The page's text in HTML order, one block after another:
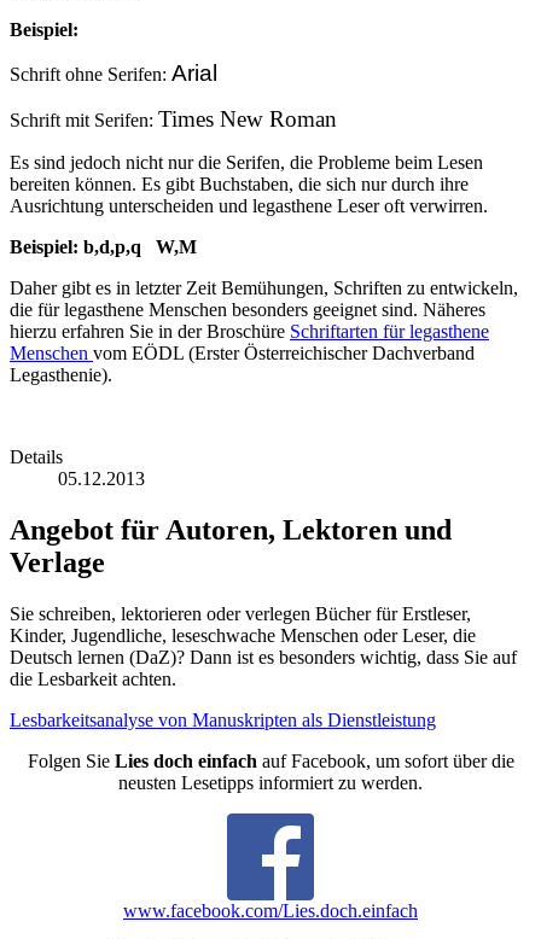
Beispiel:
Schrift ohne Serifen: Arial
Schrift mit Serifen: Times New Roman
Es sind jedoch nicht nur die Serifen, die Probleme beim Lesen
bereiten können. Es gibt Buchstaben, die sich nur durch ihre
Ausrichtung unterscheiden und legasthene Leser oft verwirren.
Beispiel: b,d,p,q W,M
Daher gibt es in letzter Zeit Bemühungen, Schriften zu entwickeln,
die für legasthene Menschen besonders geeignet sind. Näheres
hierzu erfahren Sie in der Broschüre Schriftarten für legasthene
Menschen vom EÖDL (Erster Österreichischer Dachverband
Legasthenie).
Details
05.12.2013
Angebot für Autoren, Lektoren und
Verlage
Sie schreiben, lektorieren oder verlegen Bücher für Erstleser,
Kinder, Jugendliche, leseschwache Menschen oder Leser, die
Deutsch lernen (DaZ)? Dann ist es besonders wichtig, dass Sie auf
die Lesbarkeit achten.
Lesbarkeitsanalyse von Manuskripten als Dienstleistung
Folgen Sie Lies doch einfach auf Facebook, um sofort über die
neusten Lesetipps informiert zu werden.
www.facebook.com/Lies.doch.einfach